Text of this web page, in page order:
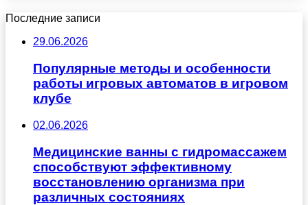
Последние записи
29.06.2026
Популярные методы и особенности
работы игровых автоматов в игровом
клубе
02.06.2026
Медицинские ванны с гидромассажем
способствуют эффективному
восстановлению организма при
различных состояниях